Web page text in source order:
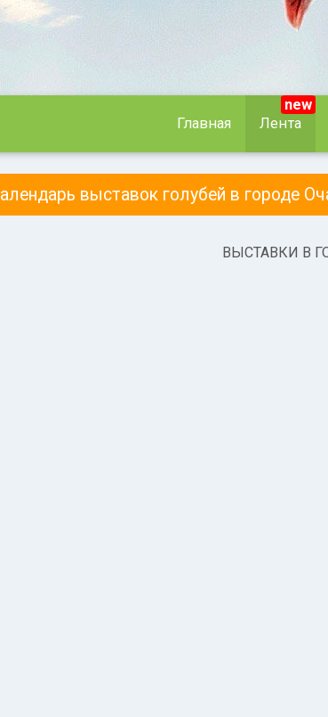
Главная Лента
new
Календарь выставок голубей в городе
ВЫСТАВКИ В